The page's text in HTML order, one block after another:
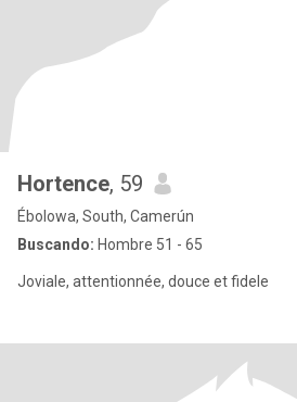
Hortence, 59
Ébolowa, South, Camerún
Buscando: Hombre 51 - 65
Joviale, attentionnée, douce et fidele